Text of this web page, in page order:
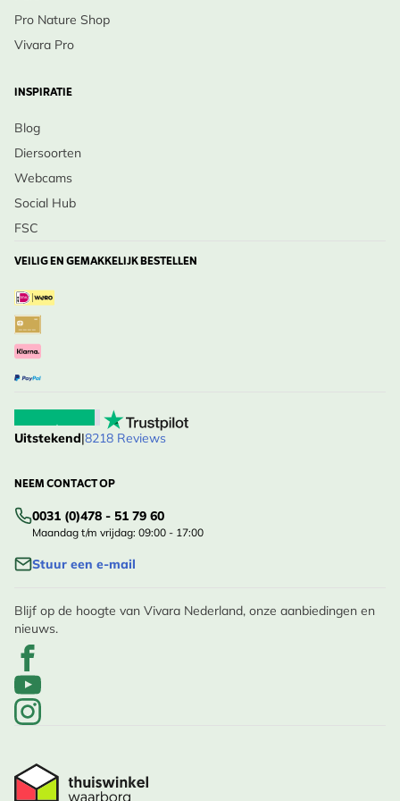
Pro Nature Shop
Vivara Pro
INSPIRATIE
Blog
Diersoorten
Webcams
Social Hub
FSC
VEILIG EN GEMAKKELIJK BESTELLEN
Uitstekend|8218 Reviews
NEEM CONTACT OP
0031 (0)478 - 51 79 60
Maandag t/m vrijdag: 09:00 - 17:00
Stuur een e-mail
Blijf op de hoogte van Vivara Nederland, onze aanbiedingen en
nieuws.